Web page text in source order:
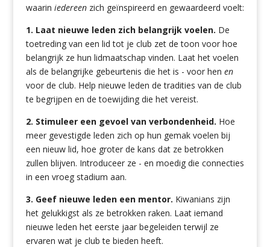
waarin iedereenzich geïnspireerd en gewaardeerd voelt:
1. Laat nieuwe leden zich belangrijk voelen. De
toetreding van een lid tot je club zet de toon voor hoe
belangrijk ze hun lidmaatschap vinden. Laat het voelen
als de belangrijke gebeurtenis die het is - voor hen en
voor de club. Help nieuwe leden de tradities van de club
te begrijpen en de toewijding die het vereist.
2. Stimuleer een gevoel van verbondenheid. Hoe
meer gevestigde leden zich op hun gemak voelen bij
een nieuw lid, hoe groter de kans dat ze betrokken
zullen blijven. Introduceer ze - en moedig die connecties
in een vroeg stadium aan.
3. Geef nieuwe leden een mentor. Kiwanians zijn
het gelukkigst als ze betrokken raken. Laat iemand
nieuwe leden het eerste jaar begeleiden terwijl ze
ervaren wat je club te bieden heeft.